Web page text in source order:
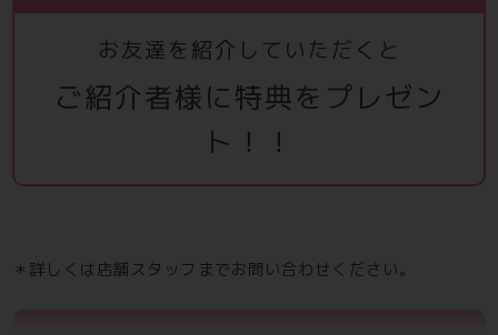
お友達を紹介していただくと
ご紹介者様に特典をプレゼン
ト！！
＊詳しくは店舗スタッフまでお問い合わせください。